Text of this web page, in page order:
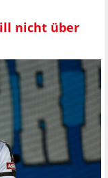
nicht über